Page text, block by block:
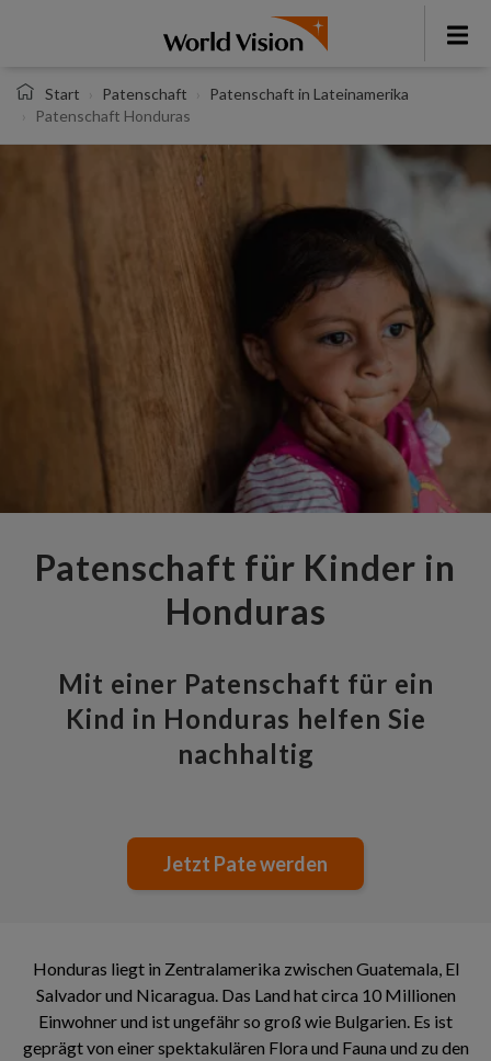
Start
Patenschaft
Patenschaft in Lateinamerika
Patenschaft Honduras
Patenschaft für Kinder in
Honduras
Mit einer Patenschaft für ein
Kind in Honduras helfen Sie
nachhaltig
Jetzt Pate werden
Honduras liegt in Zentralamerika zwischen Guatemala, El
Salvador und Nicaragua. Das Land hat circa 10 Millionen
Einwohner und ist ungefähr so groß wie Bulgarien. Es ist
geprägt von einer spektakulären Flora und Fauna und zu den